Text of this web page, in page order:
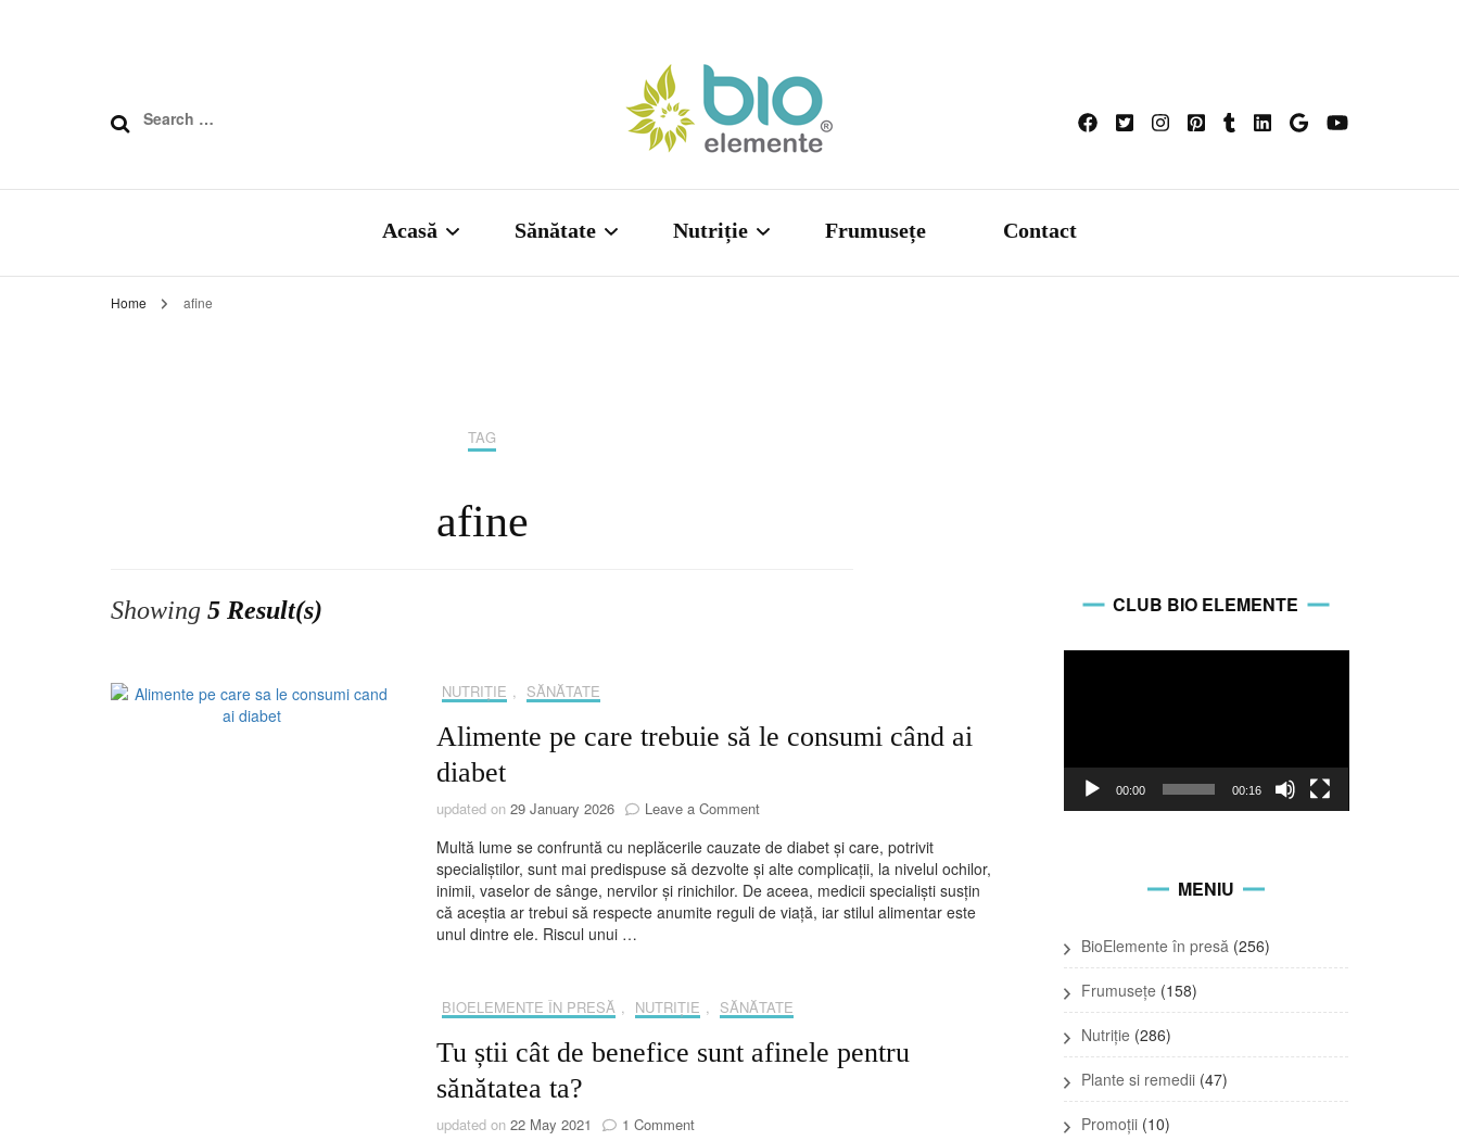
Search
Blog Bioelemente
Sănătate din Natură!
Acasă Sănătate Nutriție Frumusețe Contact
Home afine
TAG
afine
Showing 5 Result(s)
NUTRIȚIE , SĂNĂTATE
Alimente pe care trebuie să le consumi când ai
diabet
updated on 29 January 2026 Leave a Commenton
pe
care
trebuie
să
ai
diabet
Multă lume se confruntă cu neplăcerile cauzate de diabet și care, potrivit
specialiștilor, sunt mai predispuse să dezvolte și alte complicații, la nivelul ochilor,
inimii, vaselor de sânge, nervilor și rinichilor. De aceea, medicii specialiști susțin
că aceștia ar trebui să respecte anumite reguli de viață, iar stilul alimentar este
unul dintre ele. Riscul unui …
BIOELEMENTE ÎN PRESĂ , NUTRIȚIE , SĂNĂTATE
Tu știi cât de benefice sunt afinele pentru
sănătatea ta?
updated on 22 May 2021 1 Commenton
CLUB BIO ELEMENTE
00:00 00:16
MENIU
BioElemente în presă (256)
Frumusețe (158)
Nutriție (286)
Plante si remedii(47)
Promoții(10)